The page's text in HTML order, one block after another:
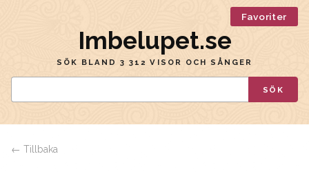
Favoriter
Imbelupet.se
SÖK BLAND 3 312 VISOR OCH SÅNGER
SÖK
← Tillbaka